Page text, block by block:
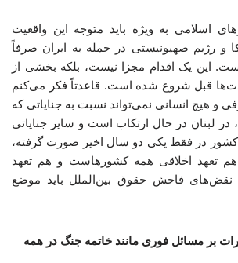
اسلامی به ویژه باید متوجه این واقعیت
و رژیم صهیونیستی در حمله به ایران صرفاً
این یک اقدام مجزا نیست، بلکه بخشی از
قبل شروع شده است. قاعدتاً فکر می‌کنم
و هیچ انسانی نمی‌تواند نسبت به جنایاتی که
لبنان در حال ارتکاب است و سایر جنایاتی
در فقط یکی دو سال اخیر صورت گرفته،
هم تعهد اخلاقی همه کشورهاست و هم تعهد
نقض‌های فاحش حقوق بین‌الملل باید موضع
بر مسائل فوری مانند خاتمه جنگ در همه